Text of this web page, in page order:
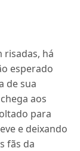
risadas, há
esperado
de sua
aos
para
e deixando
fãs da